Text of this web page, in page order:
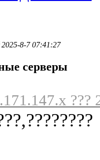
8-7 07:41:27
серверы
???